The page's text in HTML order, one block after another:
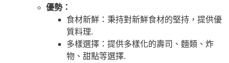
優勢：
食材新鮮：秉持對新鮮食材的堅持，提供優
質料理.
多樣選擇：提供多樣化的壽司、麵類、炸
物、甜點等選擇.